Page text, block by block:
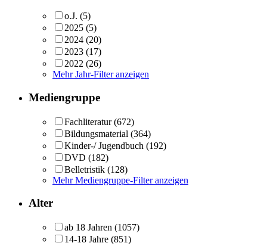
o.J. (5)
2025 (5)
2024 (20)
2023 (17)
2022 (26)
Mehr Jahr-Filter anzeigen
Mediengruppe
Fachliteratur (672)
Bildungsmaterial (364)
Kinder-/ Jugendbuch (192)
DVD (182)
Belletristik (128)
Mehr Mediengruppe-Filter anzeigen
Alter
ab 18 Jahren (1057)
14-18 Jahre (851)